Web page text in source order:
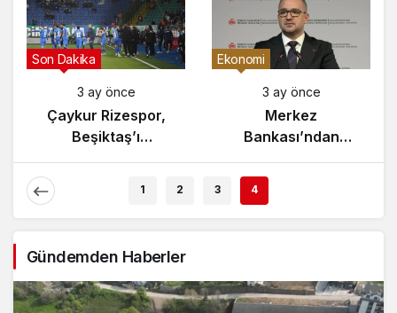
Son Dakika
3 ay önce
Çaykur Rizespor,
Beşiktaş’ı
Ekonomi
3 ay önce
Merkez
Bankası’ndan
Açıklaması
1 2 3 4
Gündemden Haberler